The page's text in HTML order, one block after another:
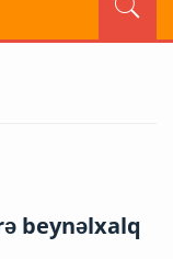
beynəlxalq